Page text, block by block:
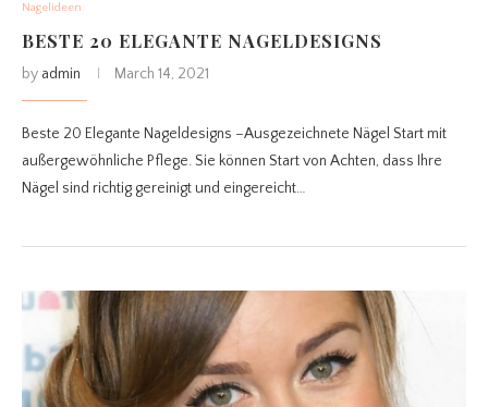
Nagelideen
BESTE 20 ELEGANTE NAGELDESIGNS
by admin March 14, 2021
Beste 20 Elegante Nageldesigns –Ausgezeichnete Nägel Start mit
außergewöhnliche Pflege. Sie können Start von Achten, dass Ihre
Nägel sind richtig gereinigt und eingereicht…